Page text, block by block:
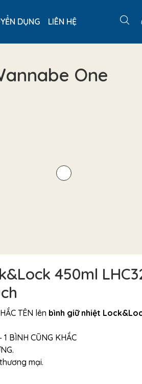
DỤNG LIÊN HỆ
One
450ml
TÊN lên bình giữ nhiệt
BÌNH CŨNG KHẮC
mại.